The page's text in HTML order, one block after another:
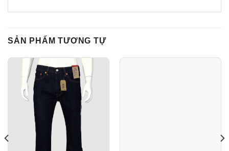
SẢN PHẨM TƯƠNG TỰ